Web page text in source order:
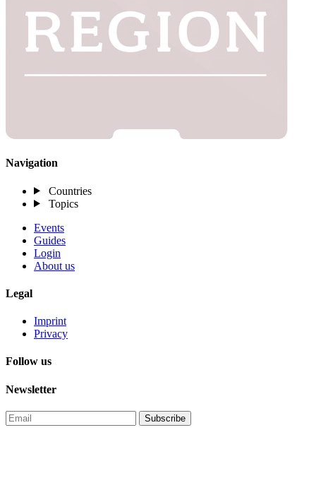
Navigation
Countries
Topics
Events
Guides
Login
About us
Legal
Imprint
Privacy
Follow us
Newsletter
Subscribe